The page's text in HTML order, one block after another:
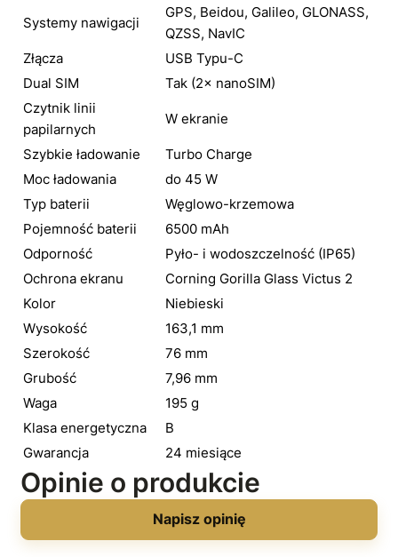
Systemy nawigacji
GPS, Beidou, Galileo, GLONASS,
QZSS, NavIC
Złącza
USB Typu-C
Dual SIM
Tak (2× nanoSIM)
Czytnik linii
papilarnych
W ekranie
Szybkie ładowanie
Turbo Charge
Moc ładowania
do 45 W
Typ baterii
Węglowo-krzemowa
Pojemność baterii
6500 mAh
Odporność
Pyło- i wodoszczelność (IP65)
Ochrona ekranu
Corning Gorilla Glass Victus 2
Kolor
Niebieski
Wysokość
163,1 mm
Szerokość
76 mm
Grubość
7,96 mm
Waga
195 g
Klasa energetyczna
B
Gwarancja
24 miesiące
Opinie o produkcie
Napisz opinię